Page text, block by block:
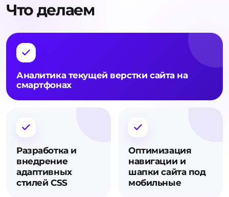
Что делаем
Аналитика текущей верстки сайта на
смартфонах
Разработка и
внедрение
адаптивных
стилей CSS
Оптимизация
навигации и
шапки сайта под
мобильные